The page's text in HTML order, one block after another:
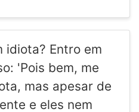
idiota? Entro em
'Pois bem, me
mas apesar de
e eles nem